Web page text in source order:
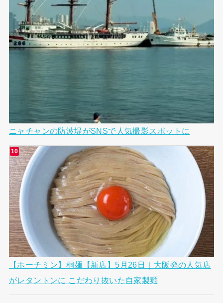
ニャチャンの防波堤がSNSで人気撮影スポットに
【ホーチミン】桐麺【新店】5月26日｜大阪発の人気店
がレタントンに こだわり抜いた自家製麺